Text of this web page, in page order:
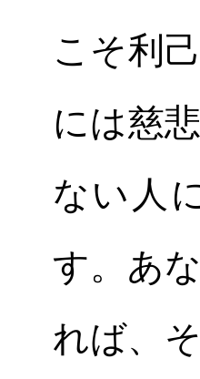
こそ利
には慈
ない人
す。あ
れば、